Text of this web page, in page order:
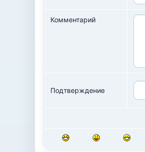
Комментарий
Подтверждение